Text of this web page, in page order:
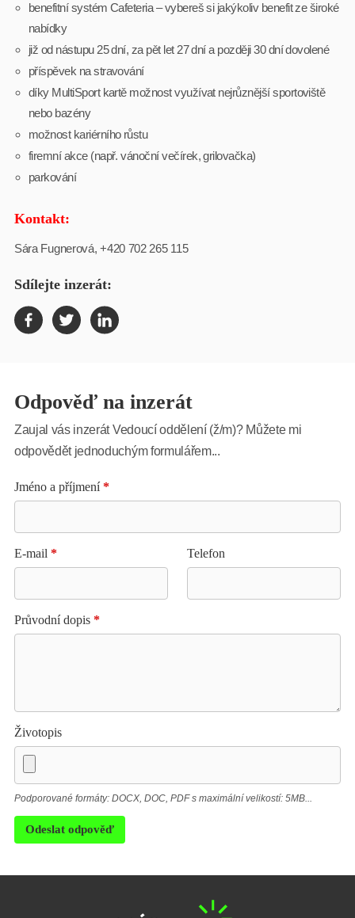
benefitní systém Cafeteria – vybereš si jakýkoliv benefit ze široké
nabídky
již od nástupu 25 dní, za pět let 27 dní a později 30 dní dovolené
příspěvek na stravování
díky MultiSport kartě možnost využívat nejrůznější sportoviště
nebo bazény
možnost kariérního růstu
firemní akce (např. vánoční večírek, grilovačka)
parkování
Kontakt:
Sára Fugnerová, +420 702 265 115
Sdílejte inzerát:
Odpověď na inzerát
Zaujal vás inzerát Vedoucí oddělení (ž/m)? Můžete mi
odpovědět jednoduchým formulářem...
Jméno a příjmení *
E-mail * Telefon
Průvodní dopis *
Životopis
Podporované formáty: DOCX, DOC, PDF s maximální velikostí: 5MB...
Odeslat odpověď